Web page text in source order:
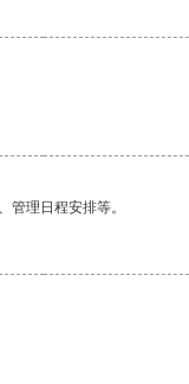
理日程安排等。